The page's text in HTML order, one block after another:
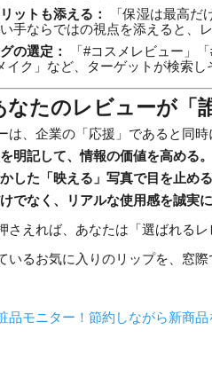
ットも添える：
「保湿は最高だ
手ならではの視点を添えると、
の選定：
「#コスメレビュー」
イク」など、ターゲットが検索
なたのレビューが「
は、企業の「応援」であると同
明記して、情報の価値を高める。
した「映える」写真で目を止める
でなく、リアルな使用感を誠実に
さえれば、あなたは「選ばれる
いるお気に入りのリップを、窓
品モニター！節約しながら新商